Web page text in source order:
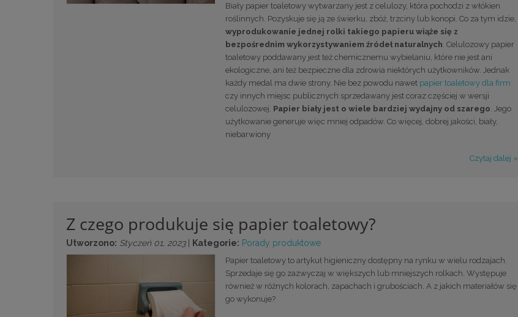
Biały papier toaletowy wytwarzany jest z celulozy, która pochodzi z włókien
roślinnych. Pozyskuje się ją ze świerku, zbóż, trzciny lub konopi. Co za tym idzie,
wyprodukowanie jednej rolki takiego papieru wiąże się z
bezpośrednim wykorzystywaniem źródeł naturalnych. Celulozowy papier
toaletowy poddawany jest też chemicznemu wybielaniu, które nie jest ani
ekologiczne, ani też bezpieczne dla zdrowia niektórych użytkowników. Jednak
każdy medal ma dwie strony. Nie bez powodu nawet papier toaletowy dla firm
czy innych miejsc publicznych sprzedawany jest coraz częściej w wersji
celulozowej. Papier biały jest o wiele bardziej wydajny od szarego. Jego
użytkowanie generuje więc mniej odpadów. Co więcej, dobrej jakości, biały,
niebarwiony
Czytaj dalej »
Z czego produkuje się papier toaletowy?
Utworzono: Styczeń 01, 2023 Kategorie: Porady produktowe
Papier toaletowy to artykuł higieniczny dostępny na rynku w wielu rodzajach.
Sprzedaje się go zazwyczaj w większych lub mniejszych rolkach. Występuje
również w różnych kolorach, zapachach i grubościach. A z jakich materiałów się
go wykonuje?